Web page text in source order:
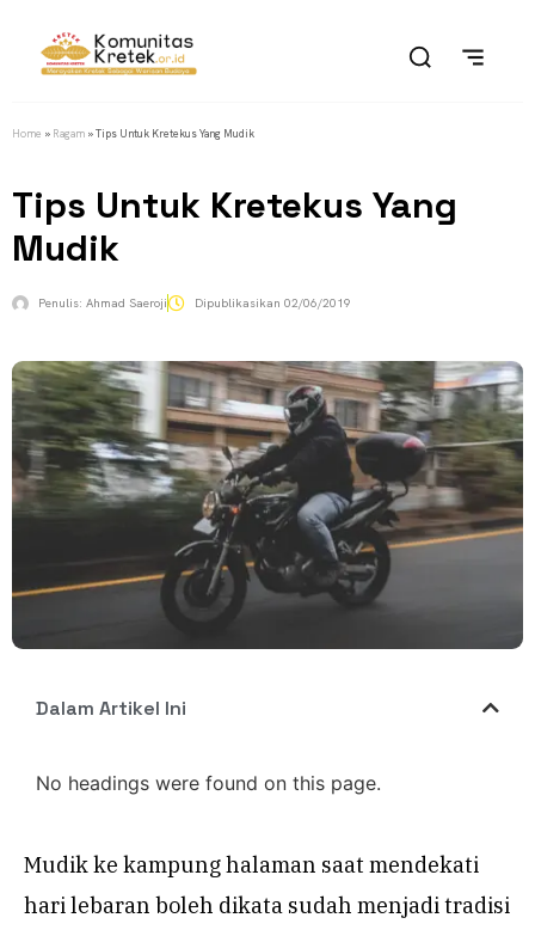
Home » Ragam »Tips Untuk Kretekus Yang Mudik
Tips Untuk Kretekus Yang
Mudik
Penulis: Ahmad Saeroji Dipublikasikan 02/06/2019
Dalam Artikel Ini
No headings were found on this page.
Mudik ke kampung halaman saat mendekati
hari lebaran boleh dikata sudah menjadi tradisi